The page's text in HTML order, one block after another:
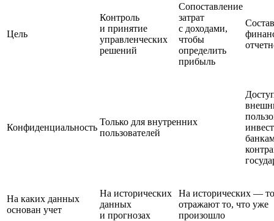
Цель
Контроль
и принятие
управленческих
решений
Сопоставление
затрат
с доходами,
чтобы
определить
прибыль
Конфиденциальность
Только для внутренних
пользователей
На каких данных
основан учет
На исторических
данных
и прогнозах
На исторических —
отражают то, что уже
произошло